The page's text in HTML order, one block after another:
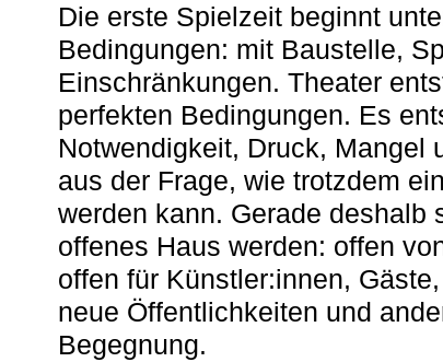
Die erste Spielzeit beginnt
Bedingungen: mit Baustelle,
Einschränkungen. Theater
perfekten Bedingungen. Es
Notwendigkeit, Druck, Mangel
aus der Frage, wie trotzdem
werden kann. Gerade deshalb
offenes Haus werden: offen
offen für Künstler:innen,
neue Öffentlichkeiten und
Begegnung.